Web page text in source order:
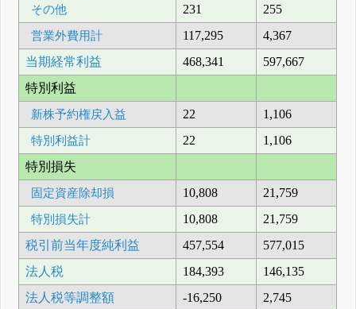
その他
231
255
営業外費用計
117,295
4,367
当期経常利益
468,341
597,667
特別利益
新株予約権戻入益
22
1,106
特別利益計
22
1,106
特別損失
固定資産除却損
10,808
21,759
特別損失計
10,808
21,759
税引前当年度純利益
457,554
577,015
法人税
184,393
146,135
法人税等調整額
-16,250
2,745